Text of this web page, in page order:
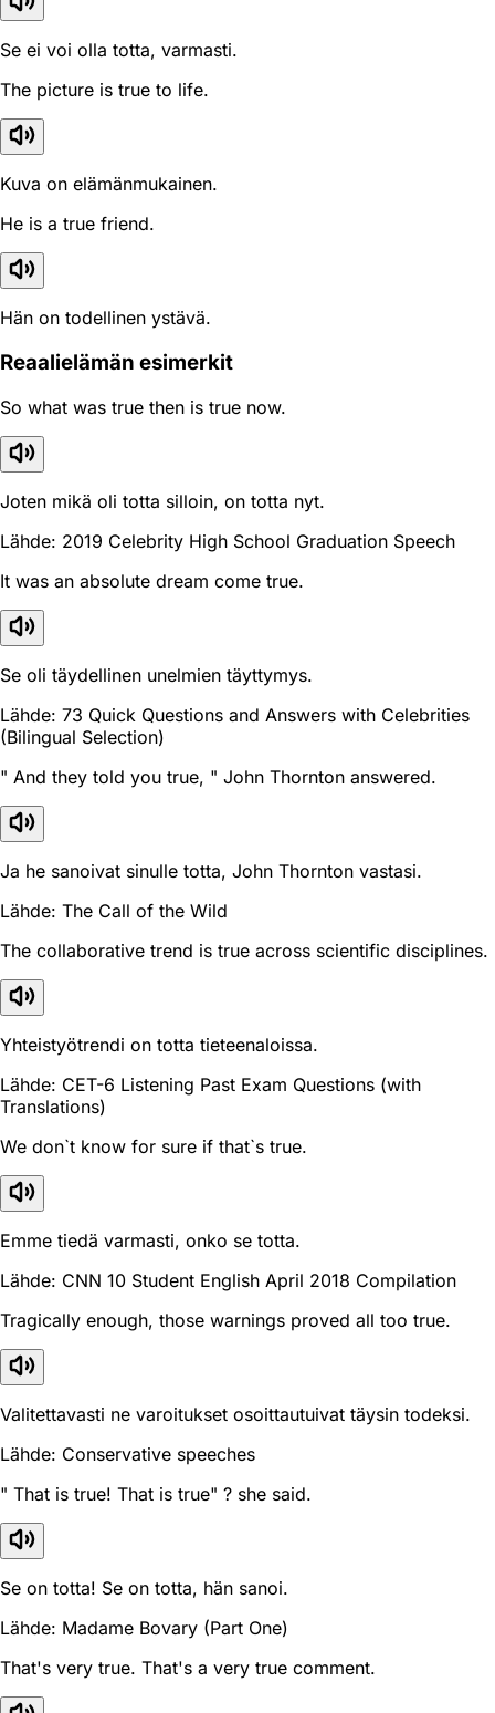
Se ei voi olla totta, varmasti.
The picture is true to life.
Kuva on elämänmukainen.
He is a true friend.
Hän on todellinen ystävä.
Reaali­elämän esimerkit
So what was true then is true now.
Joten mikä oli totta silloin, on totta nyt.
Lähde: 2019 Celebrity High School Graduation Speech
It was an absolute dream come true.
Se oli täydellinen unelmien täyttymys.
Lähde: 73 Quick Questions and Answers with Celebrities
(Bilingual Selection)
" And they told you true, " John Thornton answered.
Ja he sanoivat sinulle totta, John Thornton vastasi.
Lähde: The Call of the Wild
The collaborative trend is true across scientific disciplines.
Yhteistyötrendi on totta tieteenaloissa.
Lähde: CET-6 Listening Past Exam Questions (with
Translations)
We don`t know for sure if that`s true.
Emme tiedä varmasti, onko se totta.
Lähde: CNN 10 Student English April 2018 Compilation
Tragically enough, those warnings proved all too true.
Valitettavasti ne varoitukset osoittautuivat täysin todeksi.
Lähde: Conservative speeches
" That is true! That is true" ? she said.
Se on totta! Se on totta, hän sanoi.
Lähde: Madame Bovary (Part One)
That's very true. That's a very true comment.